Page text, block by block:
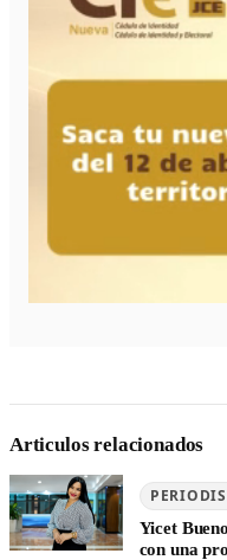
Articulos relacionados
Yicet
con una